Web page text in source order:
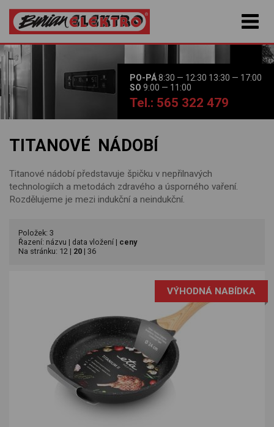
PO-PÁ8:30 — 12:30 13:30 — 17:00
SO 9:00 — 11:00
Tel.: 565 322 479
TITANOVÉ NÁDOBÍ
Titanové nádobí představuje špičku v nepřilnavých
technologiích a metodách zdravého a úsporného vaření.
Rozdělujeme je mezi indukční a neindukční.
Položek: 3
Řazení: názvu | data vložení | ceny
Na stránku: 12 | 20 | 36
VÝHODNÁ NABÍDKA